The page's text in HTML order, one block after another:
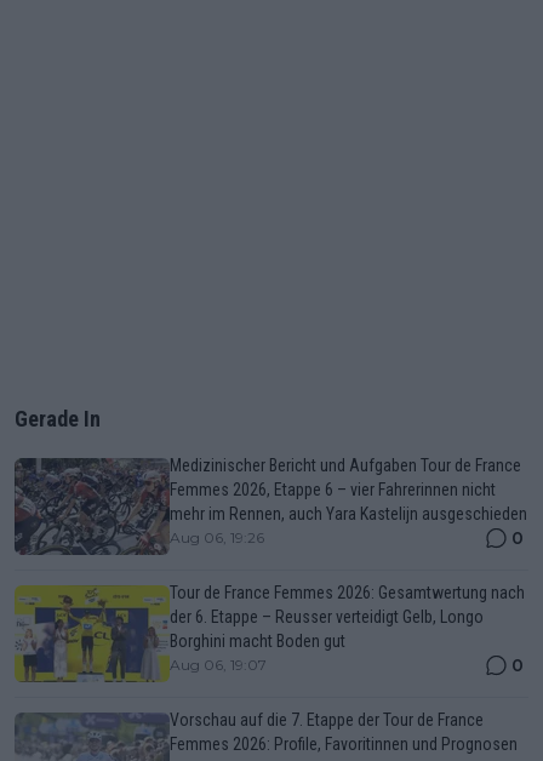
Gerade In
Medizinischer Bericht und Aufgaben Tour de France
Femmes 2026, Etappe 6 – vier Fahrerinnen nicht
mehr im Rennen, auch Yara Kastelijn ausgeschieden
Aug 06, 19:26 0
Tour de France Femmes 2026: Gesamtwertung nach
der 6. Etappe – Reusser verteidigt Gelb, Longo
Borghini macht Boden gut
Aug 06, 19:07 0
Vorschau auf die 7. Etappe der Tour de France
Femmes 2026: Profile, Favoritinnen und Prognosen